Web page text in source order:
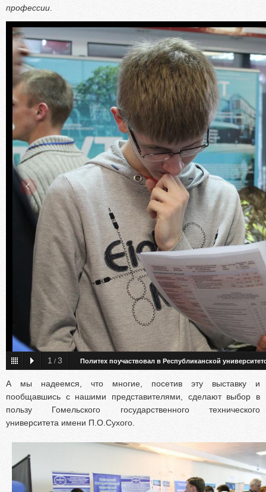
профессии
1 / 3 Политех поучаствовал в Республиканской
А мы надеемся, что многие, посетив эту выставку и
пообщавшись с нашими представителями, сделают выбор в
пользу Гомельского государственного технического
университета имени П.О.Сухого.